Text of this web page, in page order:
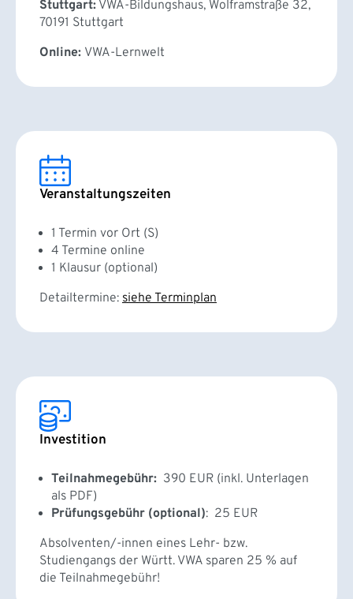
Stuttgart: VWA-Bildungshaus, Wolframstraße 32,
70191 Stuttgart
Online: VWA-Lernwelt
Veranstaltungszeiten
1 Termin vor Ort (S)
4 Termine online
1 Klausur (optional)
Detailtermine: siehe Terminplan
Investition
Teilnahmegebühr: 390 EUR (inkl. Unterlagen
als PDF)
Prüfungsgebühr (optional): 25 EUR
Absolventen/-innen eines Lehr- bzw.
Studiengangs der Württ. VWA sparen 25 % auf
die Teilnahmegebühr!